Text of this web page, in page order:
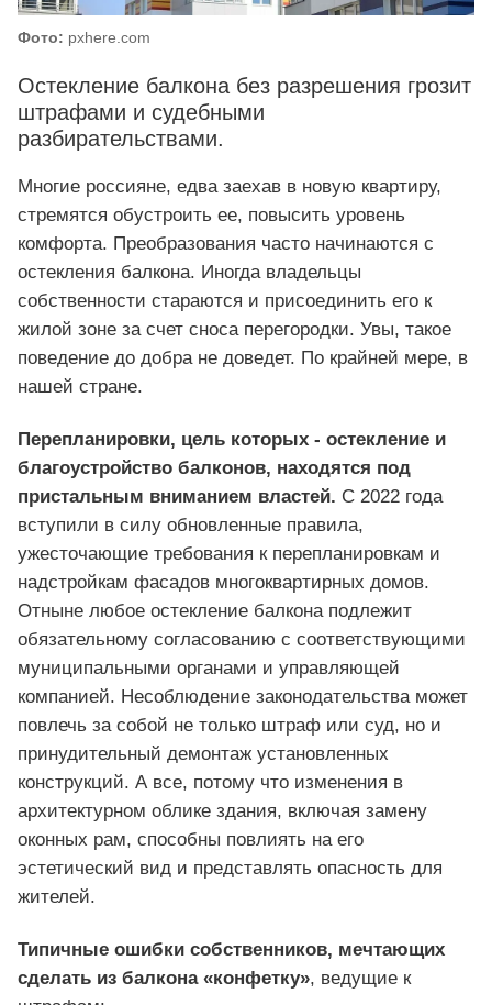
Фото: pxhere.com
Остекление балкона без разрешения грозит
штрафами и судебными
разбирательствами.
Многие россияне, едва заехав в новую квартиру,
стремятся обустроить ее, повысить уровень
комфорта. Преобразования часто начинаются с
остекления балкона. Иногда владельцы
собственности стараются и присоединить его к
жилой зоне за счет сноса перегородки. Увы, такое
поведение до добра не доведет. По крайней мере, в
нашей стране.
Перепланировки, цель которых - остекление и
благоустройство балконов, находятся под
пристальным вниманием властей. С 2022 года
вступили в силу обновленные правила,
ужесточающие требования к перепланировкам и
надстройкам фасадов многоквартирных домов.
Отныне любое остекление балкона подлежит
обязательному согласованию с соответствующими
муниципальными органами и управляющей
компанией. Несоблюдение законодательства может
повлечь за собой не только штраф или суд, но и
принудительный демонтаж установленных
конструкций. А все, потому что изменения в
архитектурном облике здания, включая замену
оконных рам, способны повлиять на его
эстетический вид и представлять опасность для
жителей.
Типичные ошибки собственников, мечтающих
сделать из балкона «конфетку», ведущие к